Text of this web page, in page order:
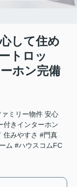
して住め
トロッ
ホン完備
ミリー物件 安心
付きインターホン
住みやすさ #門真
ム #ハウスコムFC